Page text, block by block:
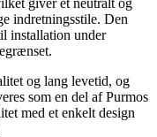
indretningsstile. Den
installation under
og lang levetid, og
som en del af Purmos
med et enkelt design